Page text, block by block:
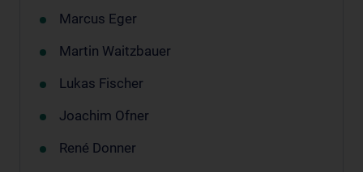
Marcus Eger
Martin Waitzbauer
Lukas Fischer
Joachim Ofner
René Donner